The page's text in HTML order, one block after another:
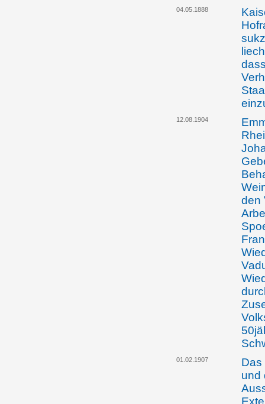
04.05.1888
12.08.1904
den
01.02.1907
Das
und